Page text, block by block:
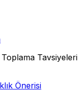
Toplama Tavsiyeleri
Önerisi